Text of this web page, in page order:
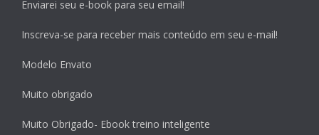
Enviarei seu e-book para seu email!
Inscreva-se para receber mais conteúdo em seu e-mail!
Modelo Envato
Muito obrigado
Muito Obrigado- Ebook treino inteligente